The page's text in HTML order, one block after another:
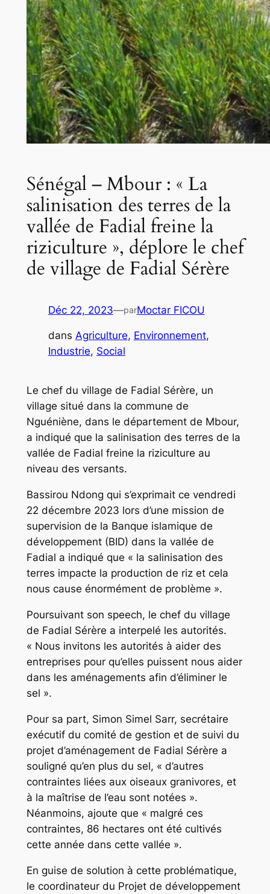
Sénégal – Mbour : « La
salinisation des terres de la
vallée de Fadial freine la
riziculture », déplore le chef
de village de Fadial Sérère
Déc 22, 2023—parMoctar FICOU
dans Agriculture, Environnement
Industrie, Social
Le chef du village de Fadial Sérère, un
village situé dans la commune de
Nguéniène, dans le département de Mbour,
a indiqué que la salinisation des terres de la
vallée de Fadial freine la riziculture au
niveau des versants.
Bassirou Ndong qui s’exprimait ce vendredi
22 décembre 2023 lors d’une mission de
supervision de la Banque islamique de
développement (BID) dans la vallée de
Fadial a indiqué que « la salinisation des
terres impacte la production de riz et cela
nous cause énormément de problème ».
Poursuivant son speech, le chef du village
de Fadial Sérère a interpelé les autorités.
« Nous invitons les autorités à aider des
entreprises pour qu’elles puissent nous aider
dans les aménagements afin d’éliminer le
sel ».
Pour sa part, Simon Simel Sarr, secrétaire
exécutif du comité de gestion et de suivi du
projet d’aménagement de Fadial Sérère a
souligné qu’en plus du sel, « d’autres
contraintes liées aux oiseaux granivores, et
à la maîtrise de l’eau sont notées ».
Néanmoins, ajoute que « malgré ces
contraintes, 86 hectares ont été cultivés
cette année dans cette vallée ».
En guise de solution à cette problématique,
le coordinateur du Projet de développement